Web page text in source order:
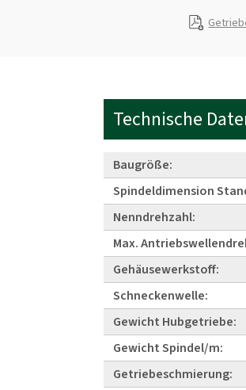
Technische
Baugröße:
Spindeldimension
Nenndrehzahl:
Max.
Gehäusewerkstoff:
Schneckenwelle:
Gewicht Hubgetriebe:
Gewicht Spindel/m:
Getriebeschmierung: